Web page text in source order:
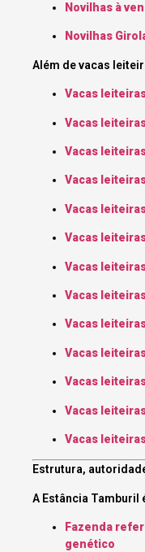
Novilhas à
Novilhas
Além de vacas
Vacas
Vacas
Vacas
Vacas
Vacas
Vacas
Vacas
Vacas
Vacas
Vacas
Vacas
Vacas
Vacas
Estrutura,
A Estância Tamburil
Fazenda
genético